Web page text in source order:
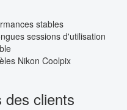
stables
sessions d'utilisation
Nikon Coolpix
des clients